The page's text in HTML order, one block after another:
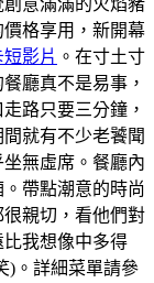
格享用，新開幕
影片 。在寸土寸
廳真不是易事，
路只要三分鐘，
就有不少老饕聞
無虛席。餐廳內
帶點潮意的時尚
親切，看他們對
我想像中多得
)。詳細菜單請參